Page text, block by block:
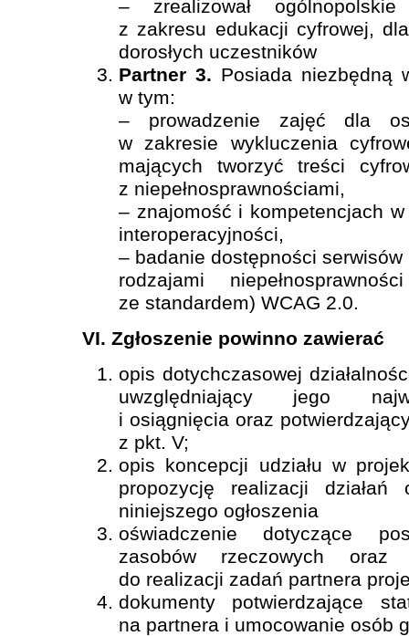
– zrealizował
z zakresu edukacji cyfrowej,
dorosłych uczestników
Partner 3. Posiada niezbędną
w tym:
– prowadzenie zajęć dla
w zakresie wykluczenia
mających tworzyć treści
z niepełnosprawnościami,
– znajomość i kompetencjach
interoperacyjności,
– badanie dostępności
rodzajami
ze standardem) WCAG 2.0.
VI. Zgłoszenie powinno zawierać
opis dotychczasowej
uwzględniający jego
i osiągnięcia oraz
z pkt. V;
opis koncepcji udziału w
propozycję realizacji
niniejszego ogłoszenia
oświadczenie dotyczące
zasobów rzeczowych oraz
do realizacji zadań partnera
dokumenty potwierdzające
na partnera i umocowanie osób